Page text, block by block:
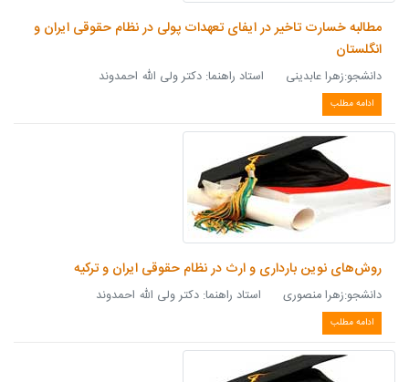
مطالبه خسارت تاخیر در ایفای تعهدات پولی در نظام حقوقی ایران و
انگلستان
دانشجو:زهرا عابدینی استاد راهنما: دکتر ولی الله احمدوند
ادامه مطلب
روش‌های نوین بارداری و ارث در نظام حقوقی ایران و ترکیه
دانشجو:زهرا منصوری استاد راهنما: دکتر ولی الله احمدوند
ادامه مطلب